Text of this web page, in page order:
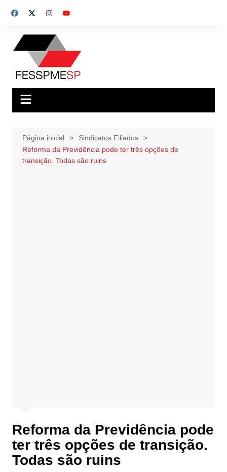
para
conteúdo
Página inicial
Sindicatos Filiados
Reforma da Previdência pode ter três opções de
transição. Todas são ruins
Reforma da Previdência pode
ter três opções de transição.
Todas são ruins